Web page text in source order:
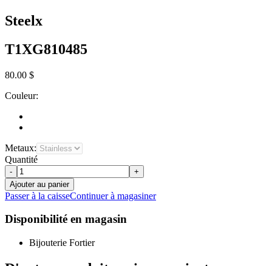
Steelx
T1XG810485
80.00 $
Couleur:
Metaux:
Quantité
-
+
Ajouter au panier
Passer à la caisseContinuer à magasiner
Disponibilité en magasin
Bijouterie Fortier